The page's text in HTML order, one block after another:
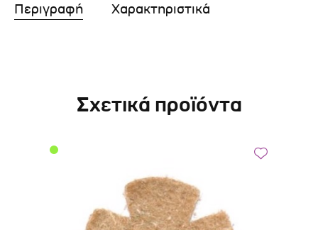
Περιγραφή Χαρακτηριστικά
Σχετικά προϊόντα